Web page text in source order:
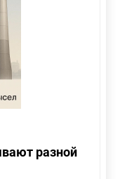
разной